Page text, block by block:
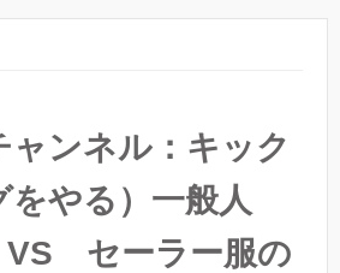
ャンネル：キック
やる）一般人
VS セーラー服の